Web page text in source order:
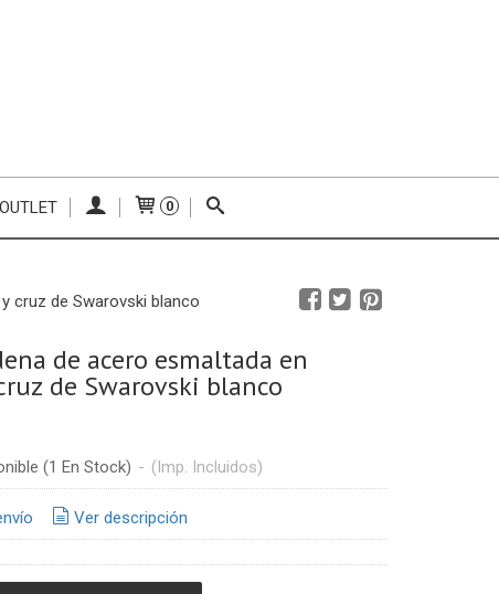
OUTLET 0
cruz de Swarovski blanco
de acero esmaltada en
de Swarovski blanco
(1 En Stock) - (Imp. Incluidos)
Ver descripción